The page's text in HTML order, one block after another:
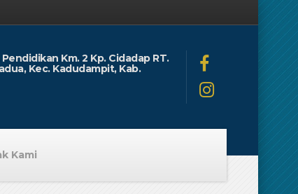
Km. 2 Kp. Cidadap RT.
Kec. Kadudampit, Kab.
Kami